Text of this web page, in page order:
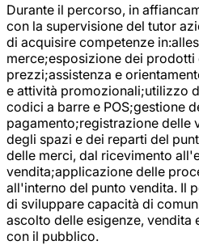
Durante il percorso, in
con la supervisione del tutor
di acquisire competenze
merce;esposizione dei prodotti
prezzi;assistenza e
e attività promozionali;utilizzo
codici a barre e POS;gestione
pagamento;registrazione delle
degli spazi e dei reparti del
delle merci, dal ricevimento
vendita;applicazione delle
all'interno del punto vendita. Il
di sviluppare capacità di
ascolto delle esigenze, vendita
con il pubblico.